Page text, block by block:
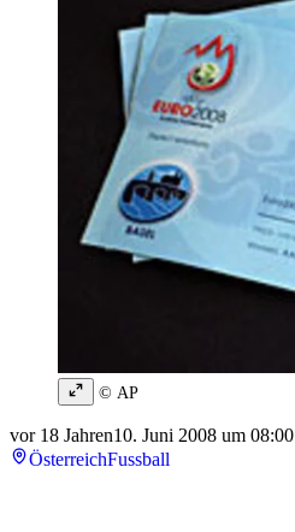
© AP
vor 18 Jahren10. Juni 2008 um 08:00
ÖsterreichFussball